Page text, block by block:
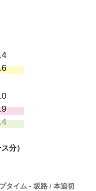
分）